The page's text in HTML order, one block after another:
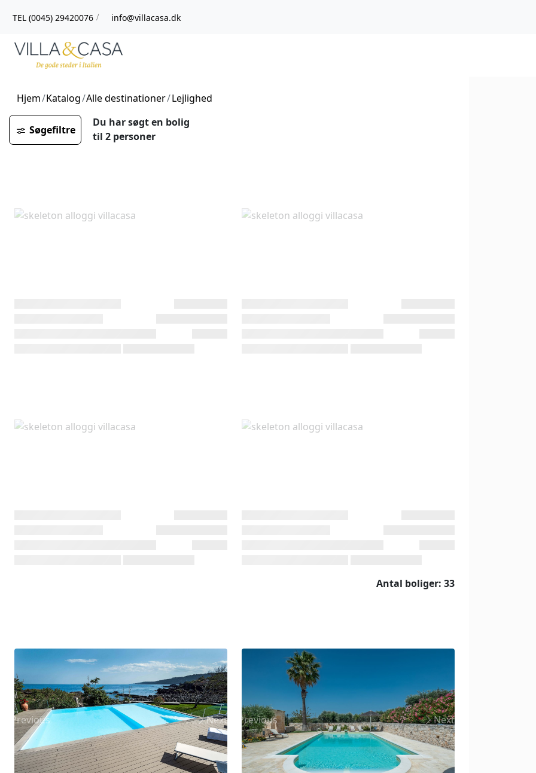
TEL (0045) 29420076 / info@villacasa.dk
Hjem Katalog Alle destinationer Lejlighed
Søgefiltre
Du har søgt en bolig
til 2 personer
Antal boliger: 33
Previous Next Previous Next